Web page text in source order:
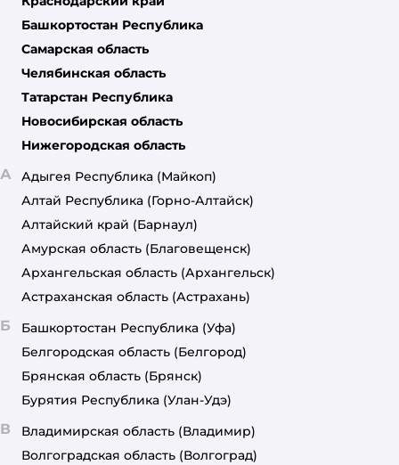
Башкортостан Республика
Самарская область
Челябинская область
Татарстан Республика
Новосибирская область
Нижегородская область
А Адыгея Республика (Майкоп)
Алтай Республика (Горно-Алтайск)
Алтайский край (Барнаул)
Амурская область (Благовещенск)
Архангельская область (Архангельск)
Астраханская область (Астрахань)
Б Башкортостан Республика (Уфа)
Белгородская область (Белгород)
Брянская область (Брянск)
Бурятия Республика (Улан-Удэ)
В Владимирская область (Владимир)
Волгоградская область (Волгоград)